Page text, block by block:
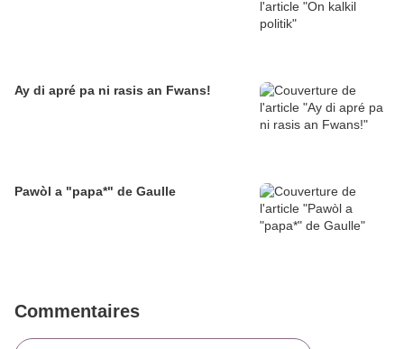
Ay di apré pa ni rasis an Fwans!
Pawòl a "papa*" de Gaulle
Commentaires